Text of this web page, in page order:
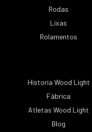
Rodas
Lixas
Rolamentos
Historia Wood Light
Fábrica
Atletas Wood Light
Blog